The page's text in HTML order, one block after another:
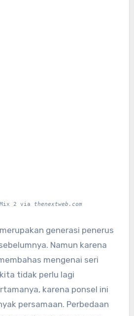
2 via thenextweb.com
generasi penerus
Namun karena
mengenai seri
tidak perlu lagi
karena ponsel ini
persamaan. Perbedaan